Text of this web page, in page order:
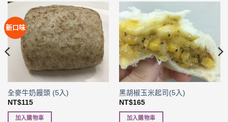
新口味
全麥牛奶饅頭 (5入)
NT$115
加入購物車
黑胡椒玉米起司(5入)
NT$165
加入購物車